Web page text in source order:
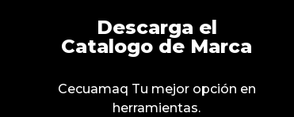
Descarga el
Catalogo de Marca
Cecuamaq Tu mejor opción en
herramientas.